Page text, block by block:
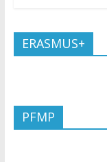
ERASMUS+
PFMP